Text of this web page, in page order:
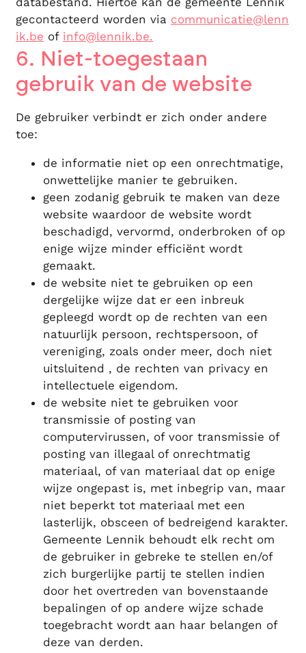
gecontacteerd worden via communicatie@lenn
ik.be of info@lennik.be.
6. Niet-toegestaan
gebruik van de website
De gebruiker verbindt er zich onder andere
toe:
de informatie niet op een onrechtmatige,
onwettelijke manier te gebruiken.
geen zodanig gebruik te maken van deze
website waardoor de website wordt
beschadigd, vervormd, onderbroken of op
enige wijze minder efficiënt wordt
gemaakt.
de website niet te gebruiken op een
dergelijke wijze dat er een inbreuk
gepleegd wordt op de rechten van een
natuurlijk persoon, rechtspersoon, of
vereniging, zoals onder meer, doch niet
uitsluitend , de rechten van privacy en
intellectuele eigendom.
de website niet te gebruiken voor
transmissie of posting van
computervirussen, of voor transmissie of
posting van illegaal of onrechtmatig
materiaal, of van materiaal dat op enige
wijze ongepast is, met inbegrip van, maar
niet beperkt tot materiaal met een
lasterlijk, obsceen of bedreigend karakter.
Gemeente Lennik behoudt elk recht om
de gebruiker in gebreke te stellen en/of
zich burgerlijke partij te stellen indien
door het overtreden van bovenstaande
bepalingen of op andere wijze schade
toegebracht wordt aan haar belangen of
deze van derden.